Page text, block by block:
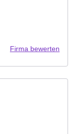
Firma bewerten